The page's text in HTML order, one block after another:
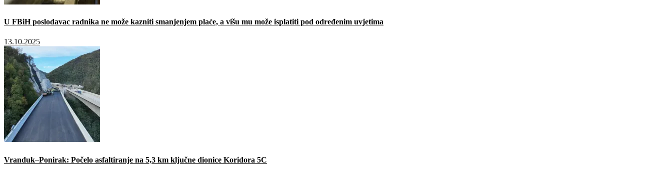
U FBiH poslodavac radnika ne može kazniti smanjenjem plaće, a višu mu može isplatiti pod određenim uvjetima
13.10.2025
Vranduk–Ponirak: Počelo asfaltiranje na 5,3 km ključne dionice Koridora 5C